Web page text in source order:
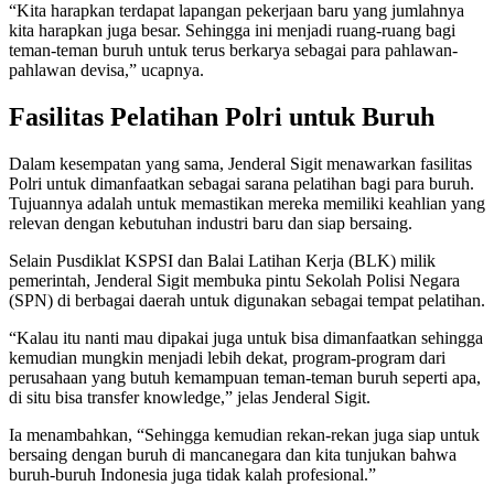
“Kita harapkan terdapat lapangan pekerjaan baru yang jumlahnya
kita harapkan juga besar. Sehingga ini menjadi ruang-ruang bagi
teman-teman buruh untuk terus berkarya sebagai para pahlawan-
pahlawan devisa,” ucapnya.
Fasilitas Pelatihan Polri untuk Buruh
Dalam kesempatan yang sama, Jenderal Sigit menawarkan fasilitas
Polri untuk dimanfaatkan sebagai sarana pelatihan bagi para buruh.
Tujuannya adalah untuk memastikan mereka memiliki keahlian yang
relevan dengan kebutuhan industri baru dan siap bersaing.
Selain Pusdiklat KSPSI dan Balai Latihan Kerja (BLK) milik
pemerintah, Jenderal Sigit membuka pintu Sekolah Polisi Negara
(SPN) di berbagai daerah untuk digunakan sebagai tempat pelatihan.
“Kalau itu nanti mau dipakai juga untuk bisa dimanfaatkan sehingga
kemudian mungkin menjadi lebih dekat, program-program dari
perusahaan yang butuh kemampuan teman-teman buruh seperti apa,
di situ bisa transfer knowledge,” jelas Jenderal Sigit.
Ia menambahkan, “Sehingga kemudian rekan-rekan juga siap untuk
bersaing dengan buruh di mancanegara dan kita tunjukan bahwa
buruh-buruh Indonesia juga tidak kalah profesional.”